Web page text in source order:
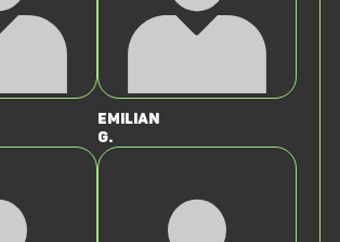
Emilian
G.